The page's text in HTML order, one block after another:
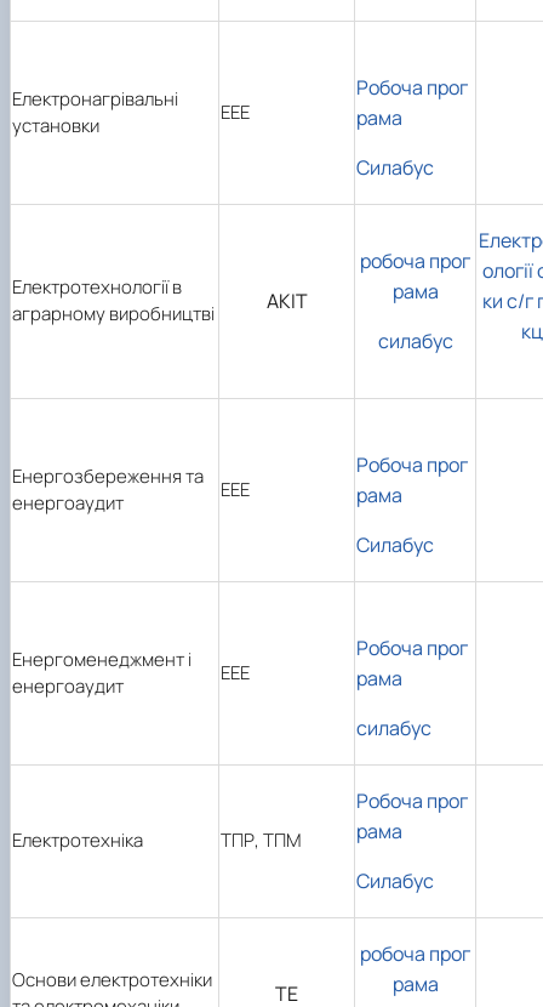
Електронагрівальні
установки
ЕЕЕ
Робоча прог
рама
Силабус
Електротехнології в
аграрному виробництві
АКІТ
робоча прог
рама
силабус
ки с/г
Енергозбереження та
енергоаудит
ЕЕЕ
Робоча прог
рама
Силабус
Енергоменеджмент і
енергоаудит
ЕЕЕ
Робоча прог
рама
силабус
Електротехніка ТПР, ТПМ
Робоча прог
рама
Силабус
Основи електротехніки
ТЕ
робоча прог
рама